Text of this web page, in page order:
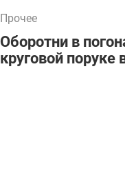
Прочее
Оборотни в
круговой